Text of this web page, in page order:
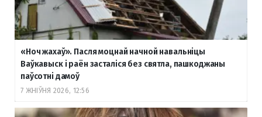
«Ноч жахаў». Пасля моцнай начной навальніцы
Ваўкавыск і раён засталіся без святла, пашкоджаны
паўсотні дамоў
7 ЖНІЎНЯ 2026, 12:56